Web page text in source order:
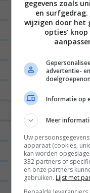
gegevens zoals
en
wijzigen door het
opties'
advertentie-
Informatie op
Meer
Uw
apparaat (cookies,
kan worden
332 partners of
en onze partners
gebruiken. Lijst met